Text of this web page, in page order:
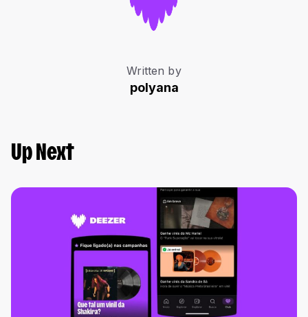
Written by
polyana
Up Next